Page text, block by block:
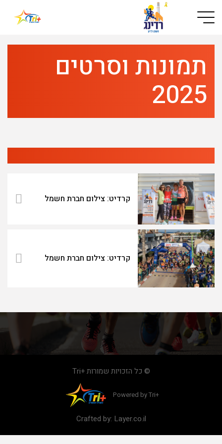
Button used only for devices with a small screen
תמונות וסרטים
2025
קרדיט: צילום חברת חשמל
קרדיט: צילום חברת חשמל
© כל הזכויות שמורות +Tri
Powered by Tri+
Crafted by: Layer.co.il